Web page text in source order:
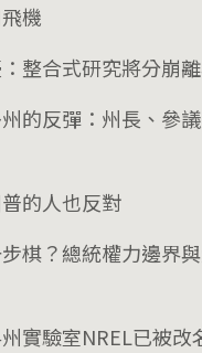
機
整合式研究將分崩
的反彈：州長、參
的人也反對
棋？總統權力邊界
實驗室NREL已被改